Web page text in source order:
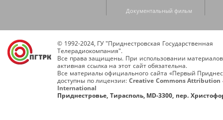
Документальный фильм
© 1992-2024, ГУ "Приднестровская Государственная
Телерадиокомпания".
Все права защищены. При использовании
активная ссылка на этот сайт обязательна.
Все материалы официального сайта «Первый
доступны по лицензии: Creative Commons Attribution
International
Приднестровье, Тирасполь, MD-3300, пер.